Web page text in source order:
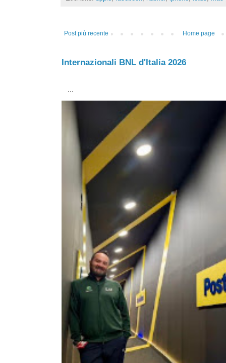
Post più recente Home page
Internazionali BNL d'Italia 2026
...